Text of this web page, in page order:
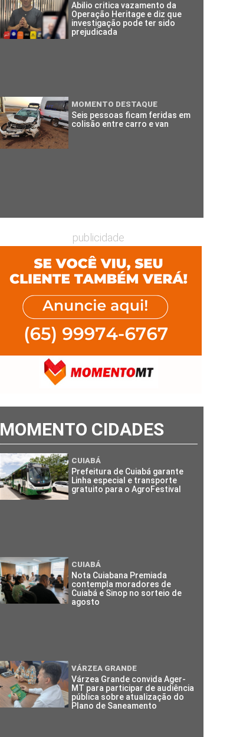
Abilio critica vazamento da
Operação Heritage e diz que
investigação pode ter sido
prejudicada
MOMENTO DESTAQUE
Seis pessoas ficam feridas em
colisão entre carro e van
publicidade
MOMENTO CIDADES
CUIABÁ
Prefeitura de Cuiabá garante
Linha especial e transporte
gratuito para o AgroFestival
CUIABÁ
Nota Cuiabana Premiada
contempla moradores de
Cuiabá e Sinop no sorteio de
agosto
VÁRZEA GRANDE
Várzea Grande convida Ager-
MT para participar de audiência
pública sobre atualização do
Plano de Saneamento